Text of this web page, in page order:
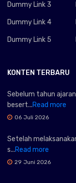
Dummy Link 3
Dummy Link 4
Dummy Link 5
KONTEN TERBARU
Sebelum tahun
besert...Read more
06 Juli 2026
Setelah
s...Read more
29 Juni 2026